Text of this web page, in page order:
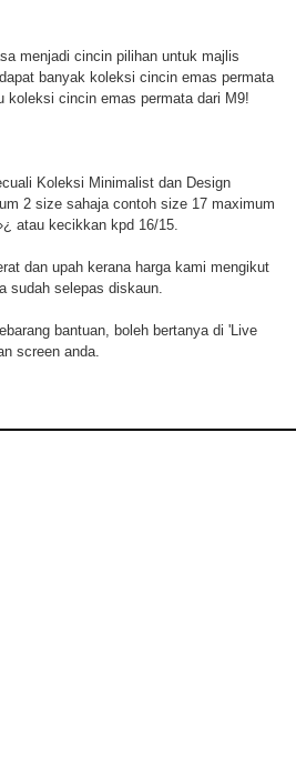
menjadi cincin pilihan untuk majlis
banyak koleksi cincin emas permata
koleksi cincin emas permata dari M9!
Koleksi Minimalist dan Design
2 size sahaja contoh size 17 maximum
atau kecikkan kpd 16/15.
dan upah kerana harga kami mengikut
sudah selepas diskaun.
bantuan, boleh bertanya di 'Live
screen anda.